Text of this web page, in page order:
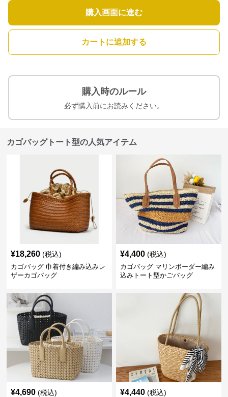
購入画面に進む
カートに追加する
購入時のルール
必ず購入前にお読みください。
カゴバッグトート型の人気アイテム
¥18,260 (税込)
カゴバッグ 巾着付き編み込みレ
ザーカゴバッグ
¥4,400 (税込)
カゴバッグ マリンボーダー編み
込みトート型かごバッグ
¥4,690 (税込) ¥4,440 (税込)